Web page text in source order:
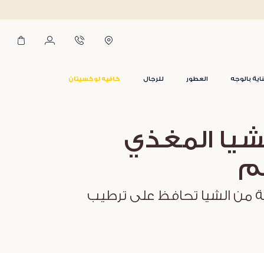
بالوجه العطور للرجال كافيه لوكسيتان
249 د.إ
المغذي
من الشيا تحافظ على ترطيب